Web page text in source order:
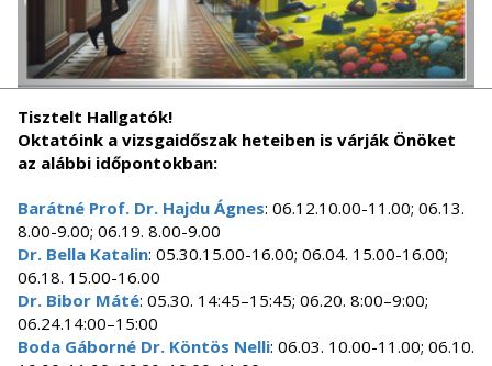
Tisztelt Hallgatók!
Oktatóink a vizsgaidőszak heteiben is várják Önöket
az alábbi időpontokban:
Barátné Prof. Dr. Hajdu Ágnes: 06.12.10.00-11.00; 06.13.
8.00-9.00; 06.19. 8.00-9.00
Dr. Bella Katalin: 05.30.15.00-16.00; 06.04. 15.00-16.00;
06.18. 15.00-16.00
Dr. Bibor Máté: 05.30. 14:45–15:45; 06.20. 8:00–9:00;
06.24.14:00–15:00
Boda Gáborné Dr. Köntös Nelli: 06.03. 10.00-11.00; 06.10.